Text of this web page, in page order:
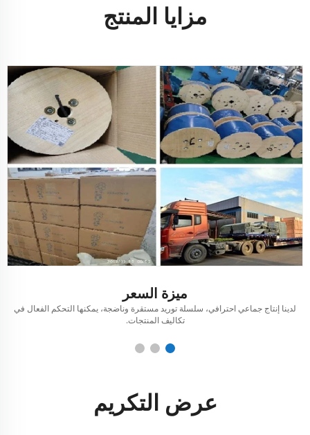
مزايا المنتج
ميزة السعر
لدينا إنتاج جماعي احترافي، سلسلة توريد مستقرة وناضجة، يمكنها التحكم الفعال في
تكاليف المنتجات.
عرض التكريم